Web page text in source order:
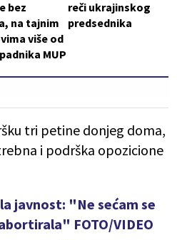
bez
na tajnim
više od
MUP
reči ukrajinskog
predsednika
tri petine donjeg doma,
i podrška opozicione
javnost: "Ne sećam se
FOTO/VIDEO